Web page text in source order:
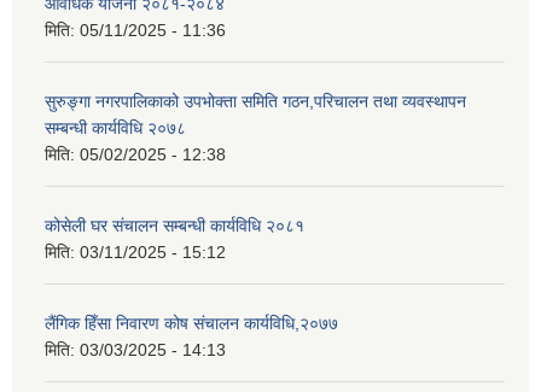
आवधिक योजना २०८१-२०८४
मिति: 05/11/2025 - 11:36
सुरुङ्गा नगरपालिकाको उपभोक्ता समिति गठन,परिचालन तथा व्यवस्थापन
सम्बन्धी कार्यविधि २०७८
मिति: 05/02/2025 - 12:38
कोसेली घर संचालन सम्बन्धी कार्यविधि २०८१
मिति: 03/11/2025 - 15:12
लैंगिक हिँसा निवारण कोष संचालन कार्यविधि,२०७७
मिति: 03/03/2025 - 14:13